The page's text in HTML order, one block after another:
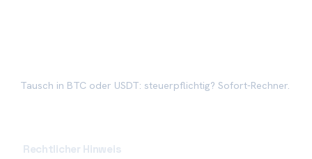
Tausch in BTC oder USDT: steuerpflichtig? Sofort-Rechner.
Rechtlicher Hinweis